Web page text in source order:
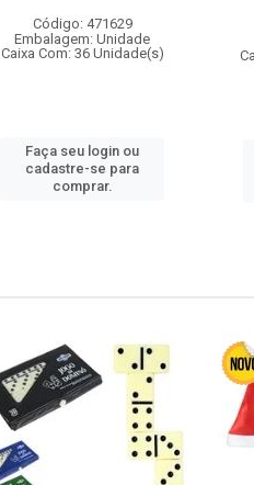
Código: 471629
Embalagem: Unidade
Caixa Com: 36 Unidade(s)
Faça seu login ou
cadastre-se para
comprar.